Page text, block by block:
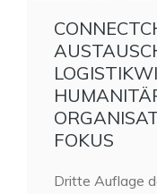
FOKUS
Dritte Auflage